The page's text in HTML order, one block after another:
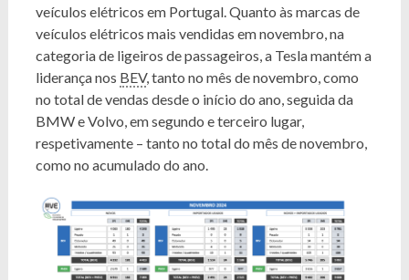
veículos elétricos em Portugal. Quanto às marcas de
veículos elétricos mais vendidas em novembro, na
categoria de ligeiros de passageiros, a Tesla mantém a
liderança nos BEV, tanto no mês de novembro, como
no total de vendas desde o início do ano, seguida da
BMW e Volvo, em segundo e terceiro lugar,
respetivamente – tanto no total do mês de novembro,
como no acumulado do ano.